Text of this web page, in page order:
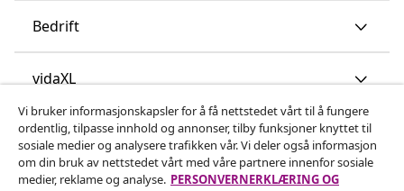
Bedrift
vidaXL
Oppdag mer
Vi bruker informasjonskapsler for å få nettstedet vårt til å fungere
ordentlig, tilpasse innhold og annonser, tilby funksjoner knyttet til
sosiale medier og analysere trafikken vår. Vi deler også informasjon
om din bruk av nettstedet vårt med våre partnere innenfor sosiale
medier, reklame og analyse. PERSONVERNERKLÆRING OG